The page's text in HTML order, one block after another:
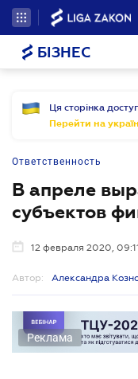
БІЗНЕС
Ця сторінка
Перейти на
Ответственность
В апреле
субъектов
12 февраля 2020,
Автор: Александра
Реклама